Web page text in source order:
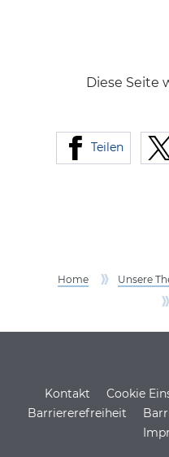
Diese Seite
Teilen
Home Unsere
Service
Kontakt Cookie
Barriererefreiheit